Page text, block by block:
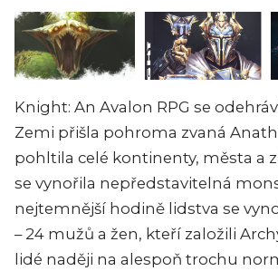
Knight: An Avalon RPG se
Zemi přišla pohroma zvaná
pohltila celé kontinenty, města a
se vynořila nepředstavitelná
nejtemnější hodině lidstva se
– 24 mužů a žen, kteří založili
lidé naději na alespoň trochu